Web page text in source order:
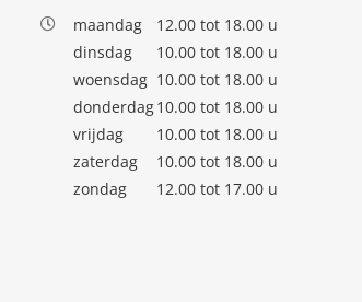
maandag
12.00 tot 18.00 u
dinsdag
10.00 tot 18.00 u
woensdag 10.00 tot 18.00 u
donderdag10.00 tot 18.00 u
vrijdag
10.00 tot 18.00 u
zaterdag
10.00 tot 18.00 u
zondag
12.00 tot 17.00 u